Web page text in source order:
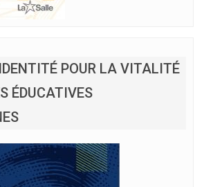
POUR LA VITALITÉ
ÉDUCATIVES